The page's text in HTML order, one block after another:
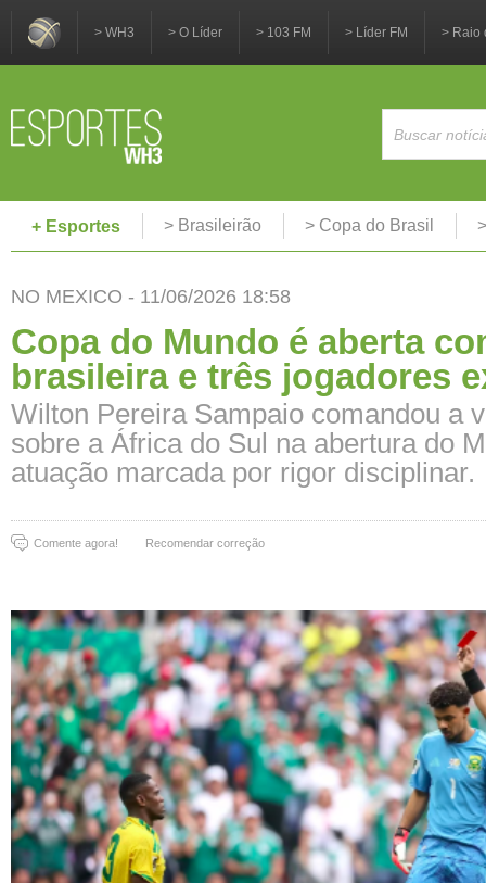
> WH3 > O Líder > 103 FM > Líder FM > Raio
+ Esportes > Brasileirão > Copa do Brasil
NO MEXICO - 11/06/2026 18:58
Copa do Mundo é aberta
brasileira e três jogadores
Wilton Pereira Sampaio comandou a
sobre a África do Sul na abertura do
atuação marcada por rigor disciplinar.
Comente agora! Recomendar correção